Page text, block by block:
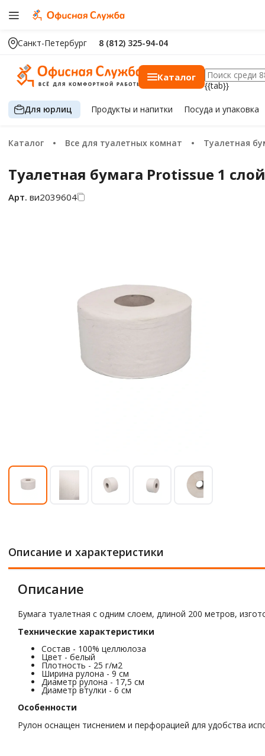
Санкт-Петербург 8 (812) 325-94-04
Каталог
{{tab}}
Для юрлиц Продуктыи напитки Посуда и упаковка
Каталог Все для туалетных комнат Туалетная
Туалетная бумага Protissue 1
Арт. ви2039604
Описание и характеристики
Описание
Бумага туалетная с одним слоем, длиной 200 метров,
Технические характеристики
Состав - 100% целлюлоза
Цвет - белый
Плотность - 25 г/м2
Ширина рулона - 9 см
Диаметр рулона - 17,5 см
Диаметр втулки - 6 см
Особенности
Рулон оснащен тиснением и перфорацией для удобства